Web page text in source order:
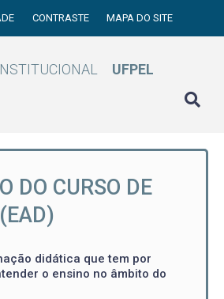
CONTRASTE MAPA DO SITE
UFPEL
DO CURSO DE
didática que tem por
o ensino no âmbito do